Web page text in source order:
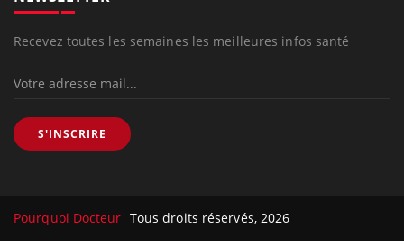
Recevez toutes les semaines les meilleures infos santé
S'INSCRIRE
Pourquoi Docteur Tous droits réservés, 2026